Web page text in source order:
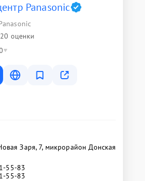
Panasonic
оценки
Заря, 7, микрорайон Донская
55-83
55-83